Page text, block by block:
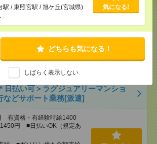
OK（規定あり）※即日払い不
駅 / 東照宮駅 / 旭ケ丘(宮城県)
気になる!
どちらも気になる！
しばらく表示しない
円～（日勤時給1250円） ■
給 ■ガソリン代も全額支給
照宮駅/旭ケ丘(宮城県)駅/…
気になる！
日払い可＞ラグジュアリーマンショ
などサポート業務[派遣]
有資格・有経験時給1400
円 ■日払いOK（規定あ